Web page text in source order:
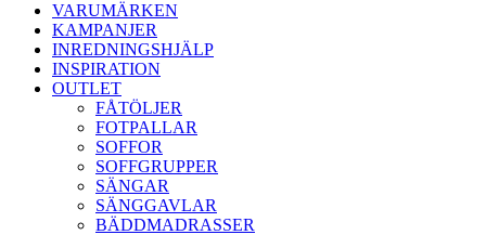
VARUMÄRKEN
KAMPANJER
INREDNINGSHJÄLP
INSPIRATION
OUTLET
FÅTÖLJER
FOTPALLAR
SOFFOR
SOFFGRUPPER
SÄNGAR
SÄNGGAVLAR
BÄDDMADRASSER